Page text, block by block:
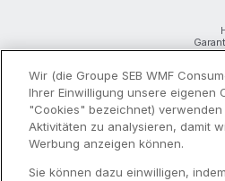
Wir (die Groupe SEB WMF
Ihrer Einwilligung unsere eigenen
"Cookies" bezeichnet)
Aktivitäten zu analysieren, damit
Werbung anzeigen können.
Sie können dazu einwilligen,